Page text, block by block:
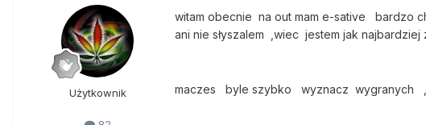
Użytkownik
witam obecnie na out mam e-sative bardzo
ani nie słyszalem ,wiec jestem jak najbardziej
maczes byle szybko wyznacz wygranych